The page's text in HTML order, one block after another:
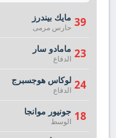
39 مايك بيندرز
حارس مرمى
23 مامادو سار
الدفاع
24 لوكاس هوجسبرج
الدفاع
18 جونيور موانجا
الوسط